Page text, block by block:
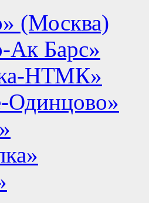
(Москва)
Ак Барс»
НТМК»
Одинцово»